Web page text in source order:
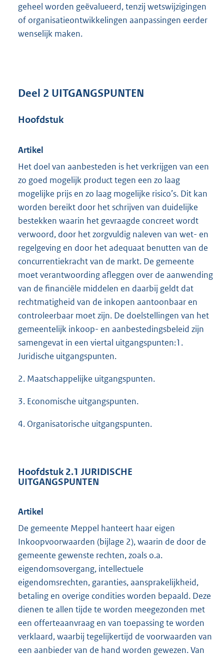
geheel worden geëvalueerd, tenzij wetswijzigingen
of organisatieontwikkelingen aanpassingen eerder
wenselijk maken.
Deel 2 UITGANGSPUNTEN
Hoofdstuk
Artikel
Het doel van aanbesteden is het verkrijgen van een
zo goed mogelijk product tegen een zo laag
mogelijke prijs en zo laag mogelijke risico’s. Dit kan
worden bereikt door het schrijven van duidelijke
bestekken waarin het gevraagde concreet wordt
verwoord, door het zorgvuldig naleven van wet- en
regelgeving en door het adequaat benutten van de
concurrentiekracht van de markt. De gemeente
moet verantwoording afleggen over de aanwending
van de financiële middelen en daarbij geldt dat
rechtmatigheid van de inkopen aantoonbaar en
controleerbaar moet zijn. De doelstellingen van het
gemeentelijk inkoop- en aanbestedingsbeleid zijn
samengevat in een viertal uitgangspunten:1.
Juridische uitgangspunten.
2. Maatschappelijke uitgangspunten.
3. Economische uitgangspunten.
4. Organisatorische uitgangspunten.
Hoofdstuk 2.1 JURIDISCHE
UITGANGSPUNTEN
Artikel
De gemeente Meppel hanteert haar eigen
Inkoopvoorwaarden (bijlage 2), waarin de door de
gemeente gewenste rechten, zoals o.a.
eigendomsovergang, intellectuele
eigendomsrechten, garanties, aansprakelijkheid,
betaling en overige condities worden bepaald. Deze
dienen te allen tijde te worden meegezonden met
een offerteaanvraag en van toepassing te worden
verklaard, waarbij tegelijkertijd de voorwaarden van
een aanbieder van de hand worden gewezen. Van